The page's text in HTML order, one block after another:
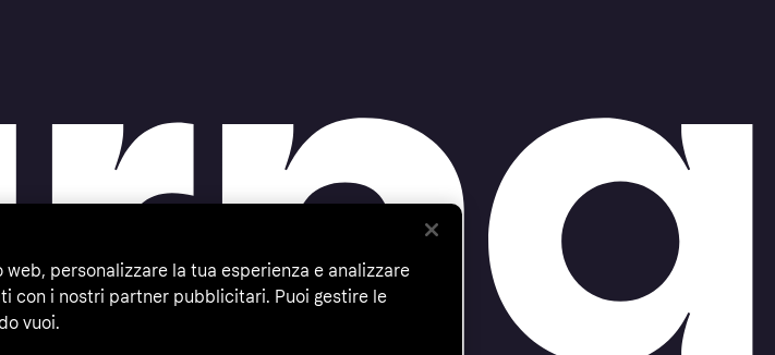
personalizzare la tua esperienza e analizzare
con i nostri partner pubblicitari. Puoi gestire le
vuoi.